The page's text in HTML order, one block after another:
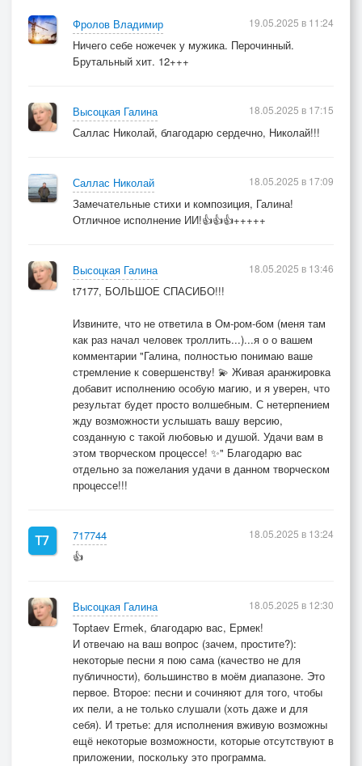
Припев:
На острие ножа...
И музыка огня...
затрагивает что-то
© Copyright: Галина Алексеевна Высоцкая, 2025
Свидетельство о публикации №125051800656
Фролов Владимир
Ничего себе ножечек у мужика. Перочинный.
Брутальный хит. 12+++
19.05.2025 в 11:24
Высоцкая Галина
Саллас Николай, благодарю сердечно, Николай!!!
18.05.2025 в 17:15
Саллас Николай
Замечательные стихи и композиция, Галина!
Отличное исполнение ИИ!👍👍👍+++++
18.05.2025 в 17:09
Высоцкая Галина
t7177, БОЛЬШОЕ СПАСИБО!!!
Извините, что не ответила в Ом-ром-бом (меня там
как раз начал человек троллить...)...я о о вашем
комментарии "Галина, полностью понимаю ваше
стремление к совершенству! 💫 Живая аранжировка
добавит исполнению особую магию, и я уверен, что
результат будет просто волшебным. С нетерпением
жду возможности услышать вашу версию,
созданную с такой любовью и душой. Удачи вам в
этом творческом процессе! ✨" Благодарю вас
отдельно за пожелания удачи в данном творческом
процессе!!!
18.05.2025 в 13:46
717744
👍
18.05.2025 в 13:24
Высоцкая Галина
Toptaev Ermek, благодарю вас, Ермек!
И отвечаю на ваш вопрос (зачем, простите?):
некоторые песни я пою сама (качество не для
публичности), большинство в моём диапазоне. Это
первое. Второе: песни и сочиняют для того, чтобы
их пели, а не только слушали (хоть даже и для
себя). И третье: для исполнения вживую возможны
ещё некоторые возможности, которые отсутствуют в
приложении, поскольку это программа.
18.05.2025 в 12:30